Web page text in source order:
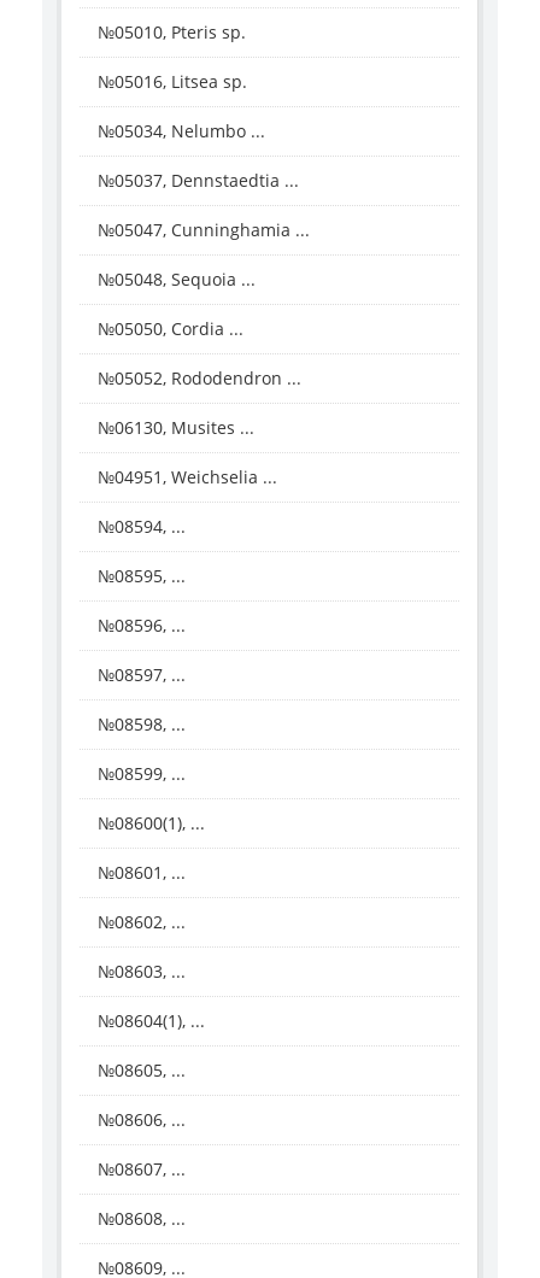
№05010, Pteris sp.
№05016, Litsea sp.
№05034, Nelumbo ...
№05037, Dennstaedtia ...
№05047, Cunninghamia ...
№05048, Sequoia ...
№05050, Cordia ...
№05052, Rododendron ...
№06130, Musites ...
№04951, Weichselia ...
№08594, ...
№08595, ...
№08596, ...
№08597, ...
№08598, ...
№08599, ...
№08600(1), ...
№08601, ...
№08602, ...
№08603, ...
№08604(1), ...
№08605, ...
№08606, ...
№08607, ...
№08608, ...
№08609, ...